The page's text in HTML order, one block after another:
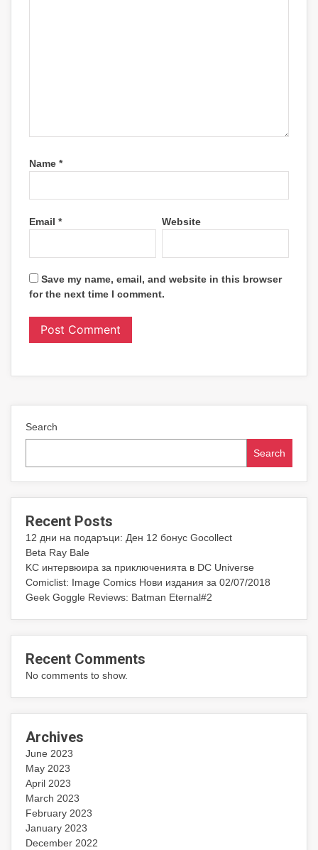
Name *
Email * Website
Save my name, email, and website in this browser
for the next time I comment.
Search
Search
Recent Posts
12 дни на подаръци: Ден 12 бонус Gocollect
Beta Ray Bale
KC интервюира за приключенията в DC Universe
Comiclist: Image Comics Нови издания за 02/07/2018
Geek Goggle Reviews: Batman Eternal#2
Recent Comments
No comments to show.
Archives
June 2023
May 2023
April 2023
March 2023
February 2023
January 2023
December 2022